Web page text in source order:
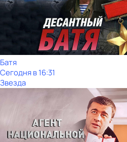
Батя
Сегодня в 16:31
Звезда